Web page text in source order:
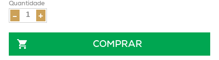
Quantidade
+
-
COMPRAR